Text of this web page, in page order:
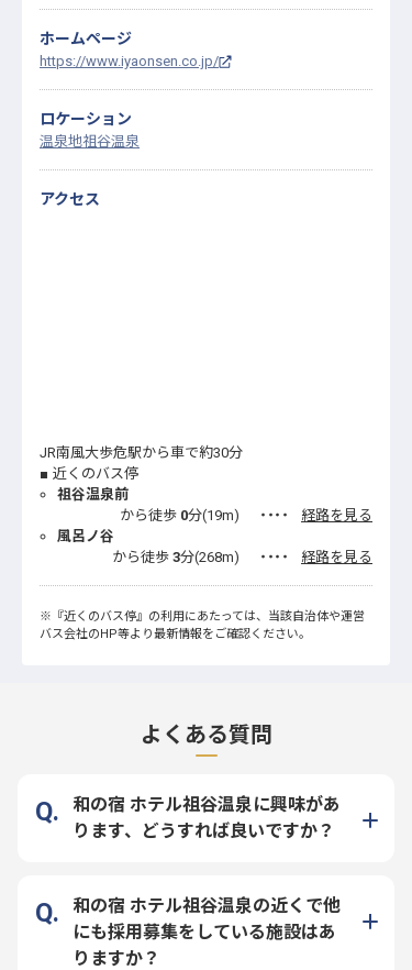
ホームページ
https://www.iyaonsen.co.jp/
ロケーション
温泉地祖谷温泉
アクセス
JR南風大歩危駅から車で約30分
近くのバス停
祖谷温泉前
から徒歩 0分(19m) ・・・・
経路を見る
風呂ノ谷
から徒歩 3分(268m) ・・・・ 経路を見る
※ 『近くのバス停』 の利用にあたっては、当該自治体や運営
バス会社のHP等より最新情報をご確認ください。
よくある質問
和の宿 ホテル祖谷温泉に興味があ
ります、どうすれば良いですか？
和の宿 ホテル祖谷温泉の近くで他
にも採用募集をしている施設はあ
りますか？